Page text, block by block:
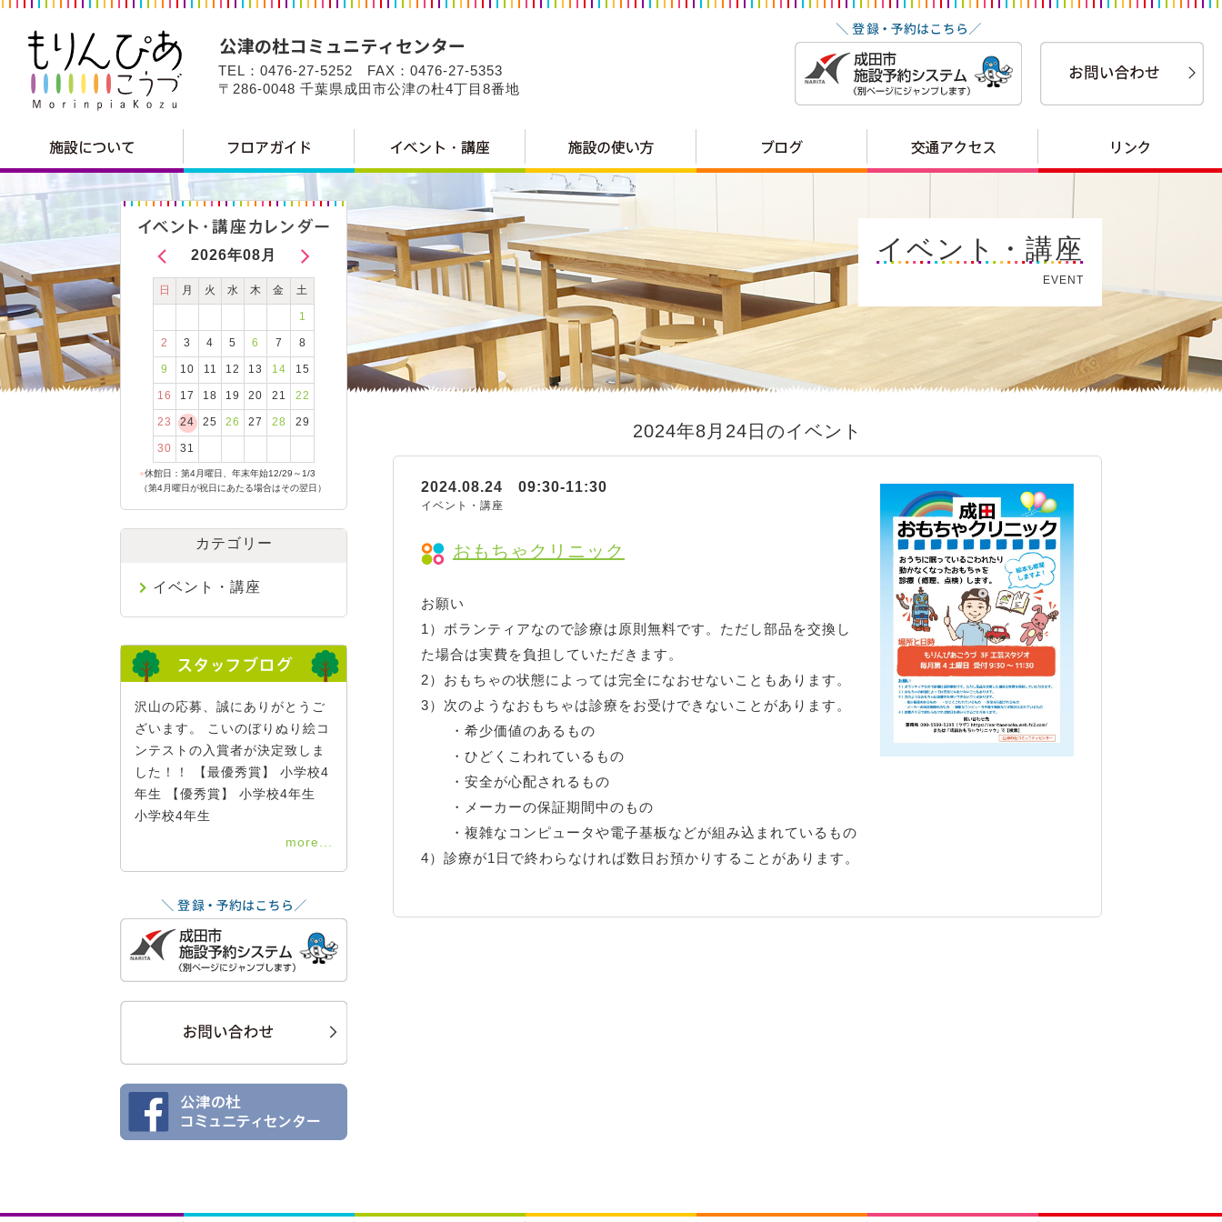
TEL：0476-27-5252 FAX：0476-27-5353
〒286-0048 千葉県成田市公津の杜4丁目8番地
イベント・講座
EVENT
2024年8月24日のイベント
おもちゃクリニック
2024.08.24 09:30-11:30
イベント・講座
お願い
1）ボランティアなので診療は原則無料です。ただし部品を交換し
た場合は実費を負担していただきます。
2）おもちゃの状態によっては完全になおせないこともあります。
3）次のようなおもちゃは診療をお受けできないことがあります。
・希少価値のあるもの
・ひどくこわれているもの
・安全が心配されるもの
・メーカーの保証期間中のもの
・複雑なコンピュータや電子基板などが組み込まれているもの
4）診療が1日で終わらなければ数日お預かりすることがあります。
2026年08月
日 月 火 水 木 金 土
1
2 3 4 5 6 7 8
9 10 11 12 13 14 15
16 17 18 19 20 21 22
23 24 25 26 27 28 29
30 31
●休館日：第4月曜日、年末年始12/29～1/3
（第4月曜日が祝日にあたる場合はその翌日）
カテゴリー
イベント・講座
沢山の応募、誠にありがとうご
ざいます。 こいのぼりぬり絵コ
ンテストの入賞者が決定致しま
した！！ 【最優秀賞】 小学校4
年生 【優秀賞】 小学校4年生
小学校4年生
more...